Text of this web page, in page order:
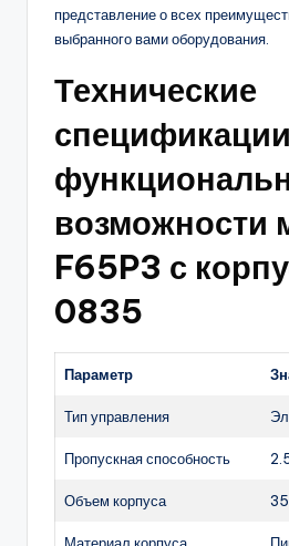
представление о всех
выбранного вами оборудования.
Технические
возможности
F65P3 с
0835
Параметр
Тип управления
Пропускная способность
Объем корпуса
Материал корпуса